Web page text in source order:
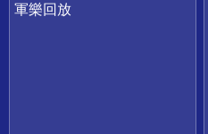
軍樂回放